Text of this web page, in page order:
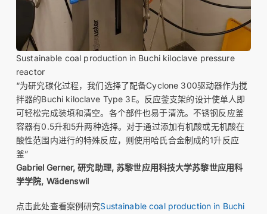
Sustainable coal production in Buchi kiloclave pressure
reactor
“为研究碳化过程，我们选择了配备Cyclone 300驱动器作为搅
拌器的Buchi kiloclave Type 3E。反应釜支架的设计使单人即
可轻松完成装填和清空。各个部件也易于清洗。不锈钢反应釜
容器有0.5升和5升两种选择。对于通过添加有机酸或无机酸在
酸性范围内进行的特殊反应，则使用哈氏合金制成的1升反应
釜”
Gabriel Gerner, 研究助理, 苏黎世应用科技大学苏黎世应用科
学学院, Wädenswil
点击此处查看案例研究Sustainable coal production in Buchi